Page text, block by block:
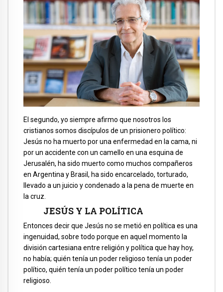
El segundo, yo siempre afirmo que nosotros los
cristianos somos discípulos de un prisionero político:
Jesús no ha muerto por una enfermedad en la cama, ni
por un accidente con un camello en una esquina de
Jerusalén, ha sido muerto como muchos compañeros
en Argentina y Brasil, ha sido encarcelado, torturado,
llevado a un juicio y condenado a la pena de muerte en
la cruz.
JESÚS Y LA POLÍTICA
Entonces decir que Jesús no se metió en política es una
ingenuidad, sobre todo porque en aquel momento la
división cartesiana entre religión y política que hay hoy,
no había; quién tenía un poder religioso tenía un poder
político, quién tenía un poder político tenía un poder
religioso.